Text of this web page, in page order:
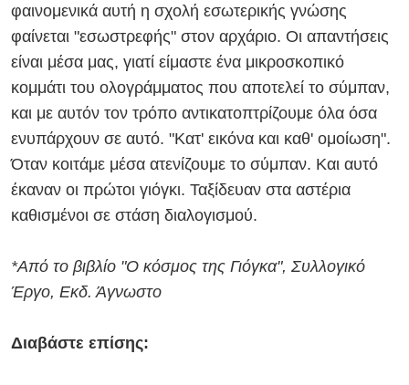
φαινομενικά αυτή η σχολή εσωτερικής γνώσης
φαίνεται "εσωστρεφής" στον αρχάριο. Οι απαντήσεις
είναι μέσα μας, γιατί είμαστε ένα μικροσκοπικό
κομμάτι του ολογράμματος που αποτελεί το σύμπαν,
και με αυτόν τον τρόπο αντικατοπτρίζουμε όλα όσα
ενυπάρχουν σε αυτό. "Κατ' εικόνα και καθ' ομοίωση".
Όταν κοιτάμε μέσα ατενίζουμε το σύμπαν. Και αυτό
έκαναν οι πρώτοι γιόγκι. Ταξίδευαν στα αστέρια
καθισμένοι σε στάση διαλογισμού.
*Από το βιβλίο "Ο κόσμος της Γιόγκα", Συλλογικό
Έργο, Εκδ. Άγνωστο
Διαβάστε επίσης: